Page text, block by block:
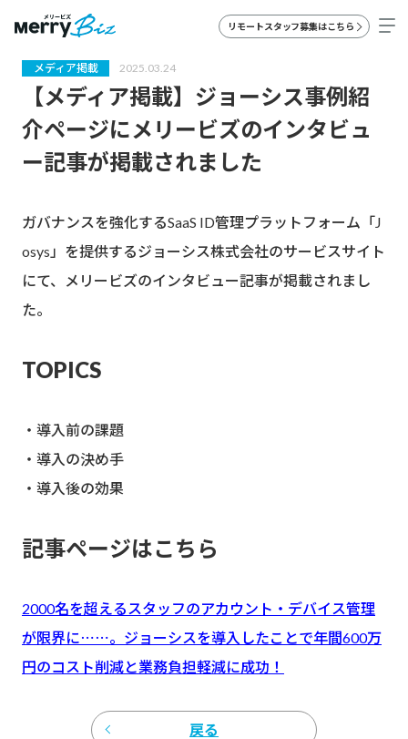
リモートスタッフ募集はこちら
メディア掲載 2025.03.24
【メディア掲載】ジョーシス事例紹
介ページにメリービズのインタビュ
ー記事が掲載されました
ガバナンスを強化するSaaS ID管理プラットフォーム「J
osys」を提供するジョーシス株式会社のサービスサイト
にて、メリービズのインタビュー記事が掲載されまし
た。
TOPICS
・導入前の課題
・導入の決め手
・導入後の効果
記事ページはこちら
2000名を超えるスタッフのアカウント・デバイス管理
が限界に⋯⋯。ジョーシスを導入したことで年間600万
円のコスト削減と業務負担軽減に成功！
戻る